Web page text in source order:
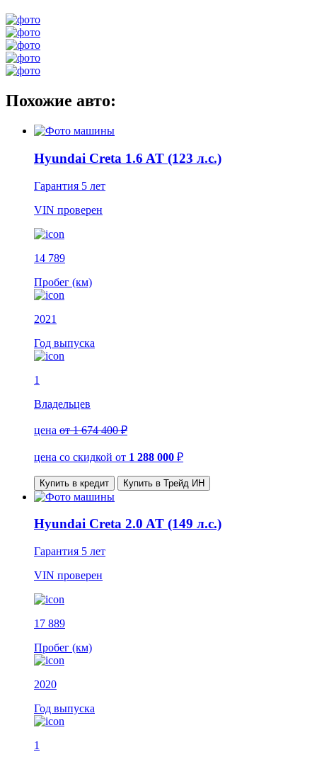
Похожие авто:
Hyundai Creta 1.6 AT (123 л.с.)
Гарантия 5 лет
VIN проверен
14 789
Пробег (км)
2021
Год выпуска
1
Владельцев
цена от 1 674 400 ₽
цена со скидкой от 1 288 000 ₽
Купить в кредит Купить в Трейд ИН
Hyundai Creta 2.0 AT (149 л.с.)
Гарантия 5 лет
VIN проверен
17 889
Пробег (км)
2020
Год выпуска
1